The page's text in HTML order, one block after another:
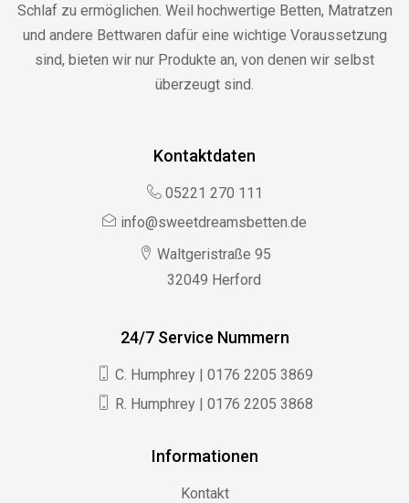
Schlaf zu ermöglichen. Weil hochwertige Betten, Matratzen
und andere Bettwaren dafür eine wichtige Voraussetzung
sind, bieten wir nur Produkte an, von denen wir selbst
überzeugt sind.
Kontaktdaten
05221 270 111
info@sweetdreamsbetten.de
Waltgeristraße 95
32049 Herford
24/7 Service Nummern
C. Humphrey | 0176 2205 3869
R. Humphrey | 0176 2205 3868
Informationen
Kontakt